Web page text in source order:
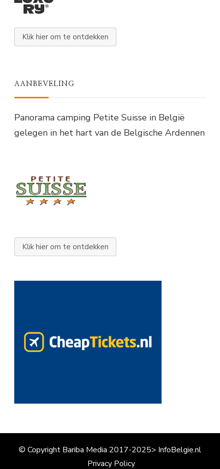
Klik hier om te ontdekken
AANBEVELING
Panorama camping Petite Suisse in België
gelegen in het hart van de Belgische Ardennen
Klik hier om te ontdekken
© Copyright Bariba Media 2017-2025> InfoBelgie.nl
Privacy Policy